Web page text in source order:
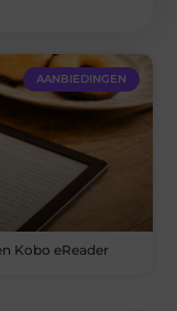
AANBIEDINGEN
Kobo eReader